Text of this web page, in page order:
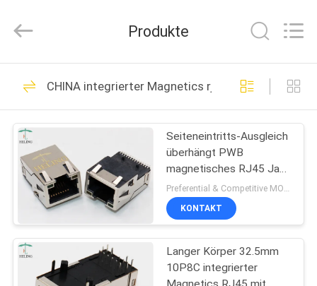
HAUS
PRODUKTE
ÜBER
UNS
FABRIK-
AUSFLUG
Rights
by
Buchse rj45
118
integrierter
13
Produkte
CHINA integrierter Magnetics rj45
Seiteneintritts-Ausgleich
überhängt PWB
magnetisches RJ45 Jack
With EMI Finger
Preferential & Competitive MOQ:3000
KONTAKT
Langer Körper 32.5mm
10P8C integrierter